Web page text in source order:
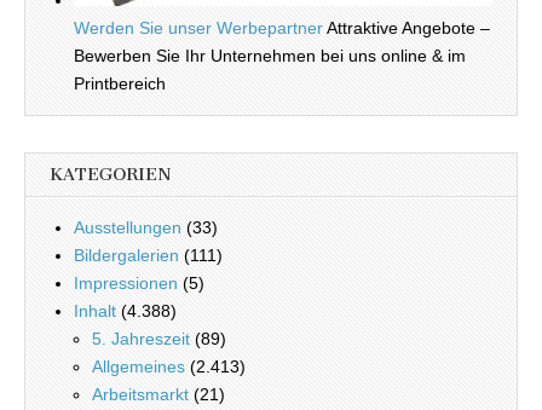
Werden Sie unser WerbepartnerAttraktive Angebote –
Bewerben Sie Ihr Unternehmen bei uns online & im
Printbereich
KATEGORIEN
Ausstellungen (33)
Bildergalerien (111)
Impressionen (5)
Inhalt (4.388)
5. Jahreszeit (89)
Allgemeines (2.413)
Arbeitsmarkt (21)